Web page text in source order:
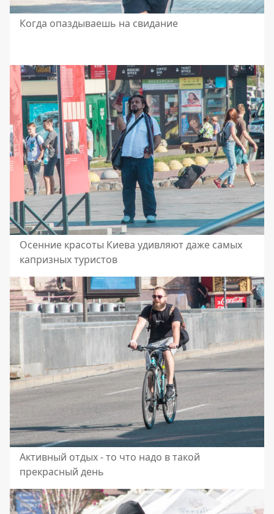
Когда опаздываешь на свидание
Осенние красоты Киева удивляют даже самых
капризных туристов
Активный отдых - то что надо в такой
прекрасный день